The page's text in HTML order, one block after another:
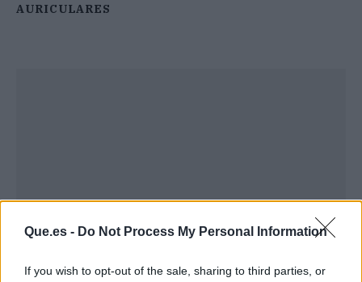
Que.es - Do Not Process My Personal Information
If you wish to opt-out of the sale, sharing to third parties, or
AURICULARES